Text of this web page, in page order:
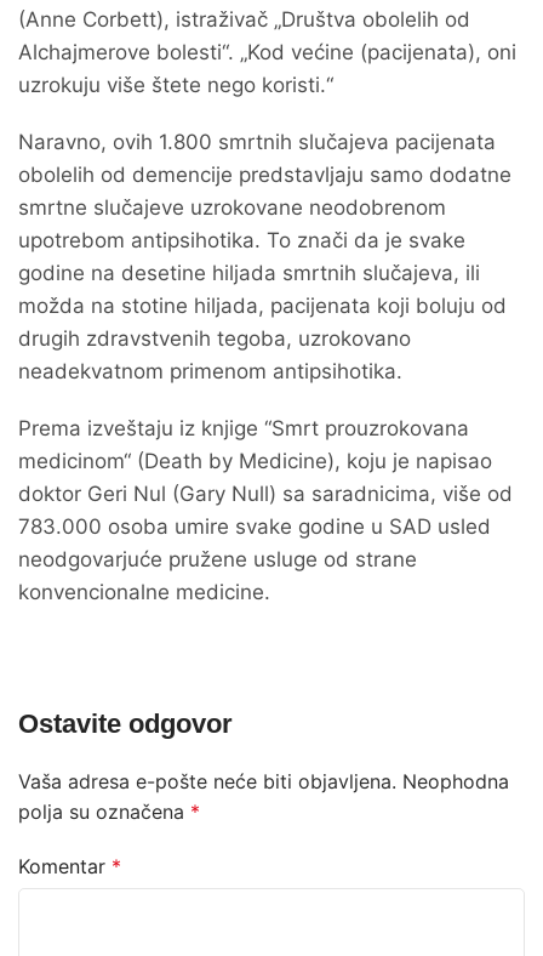
(Anne Corbett), istraživač „Društva obolelih od
Alchajmerove bolesti“. „Kod većine (pacijenata), oni
uzrokuju više štete nego koristi.“
Naravno, ovih 1.800 smrtnih slučajeva pacijenata
obolelih od demencije predstavljaju samo dodatne
smrtne slučajeve uzrokovane neodobrenom
upotrebom antipsihotika. To znači da je svake
godine na desetine hiljada smrtnih slučajeva, ili
možda na stotine hiljada, pacijenata koji boluju od
drugih zdravstvenih tegoba, uzrokovano
neadekvatnom primenom antipsihotika.
Prema izveštaju iz knjige “Smrt prouzrokovana
medicinom“ (Death by Medicine), koju je napisao
doktor Geri Nul (Gary Null) sa saradnicima, više od
783.000 osoba umire svake godine u SAD usled
neodgovarjuće pružene usluge od strane
konvencionalne medicine.
Ostavite odgovor
Vaša adresa e-pošte neće biti objavljena. Neophodna
polja su označena *
Komentar *